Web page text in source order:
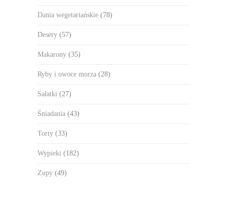
Dania wegetariańskie (78)
Desery (57)
Makarony (35)
Ryby i owoce morza (28)
Sałatki (27)
Śniadania (43)
Torty (33)
Wypieki (182)
Zupy (49)